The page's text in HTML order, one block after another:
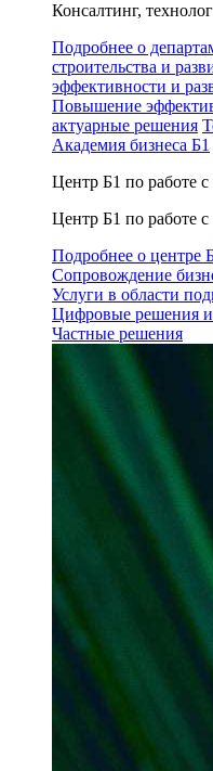
Консалтинг,
Подробнее о
строительства и
эффективности и
Повышение
актуарные решения
Академия бизнеса Б1
Центр Б1 по работе
Центр Б1 по работе
Подробнее о центре
Сопровождение
Услуги в области
Цифровые решения
Частные решения